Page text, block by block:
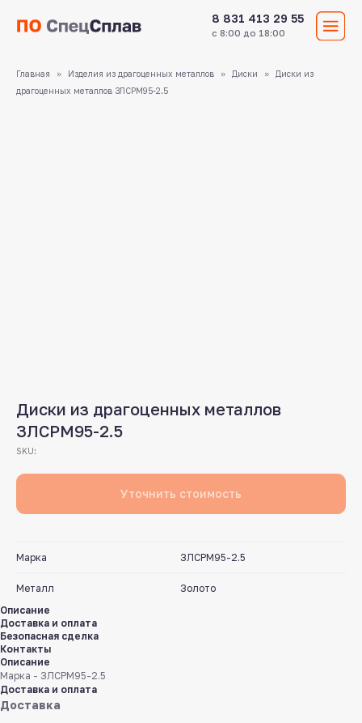
8 831 413 29 55
Главная Изделия из драгоценных металлов Диски
Диски из
драгоценных металлов ЗЛСРМ95-2.5
Диски из драгоценных металлов
ЗЛСРМ95-2.5
SKU:
Уточнить стоимость
Марка ЗЛСРМ95-2.5
Металл
Золото
Описание
Доставка и оплата
Безопасная сделка
Контакты
Описание
Марка - ЗЛСРМ95-2.5
Доставка и оплата
Доставка